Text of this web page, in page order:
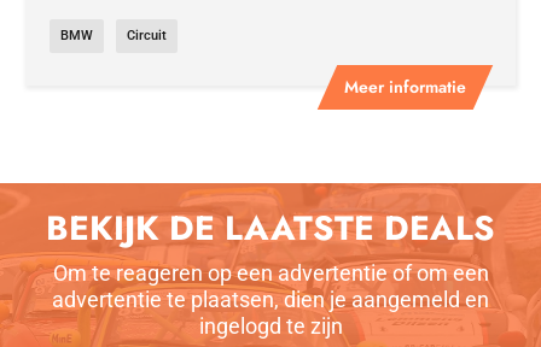
Meer informatie
BMW Circuit
BEKIJK DE LAATSTE DEALS
Om te reageren op een advertentie of om een
advertentie te plaatsen, dien je aangemeld en
ingelogd te zijn